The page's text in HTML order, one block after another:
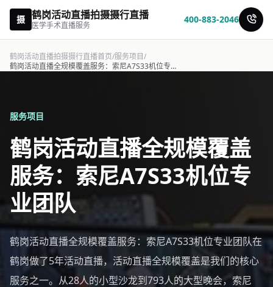
摄 鹤岗活动直播拍摄摄行直播
医学手术直播服务
400-883-2046
鹤岗活动直播拍摄摄行直播首页/服务项目/
鹤岗活动直播全规模覆盖服务：索尼A7S33机位专业团队-摄行直播
服务项目
鹤岗活动直播全规模覆盖
服务：索尼A7S33机位专
业团队
鹤岗活动直播全规模覆盖服务：索尼A7S33机位专业团队在
鹤岗做了5年活动直播，活动直播全规模覆盖是我们的核心
服务之一。从28人的小型沙龙到793人的大型晚会，索尼